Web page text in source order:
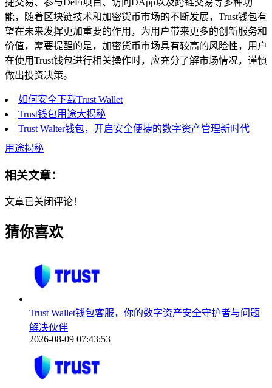
能，随着区块链技术和加密货币市场的不断发展，Trust钱包有
望在未来发挥更加重要的作用，为用户带来更多的创新服务和
价值，需要提醒的是，加密货币市场具有较高的风险性，用户
在使用Trust钱包进行相关操作时，应充分了解市场情况，谨慎
做出投资决策。
如何安全下载Trust Wallet
Trust钱包用途大揭秘
Trust Walter钱包，开启安全便捷的数字资产管理新时代
用途揭秘
相关文章：
文章已关闭评论！
猜你喜欢
Trust Wallet钱包客服，你的数字资产安全守护者与问题
解决伙伴
2026-08-09 07:43:53